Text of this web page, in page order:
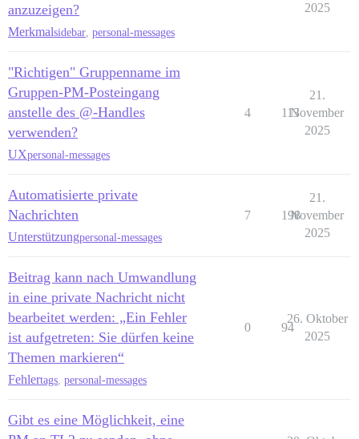
anzuzeigen?
Merkmalsidebar personal-messages
2025
"Richtigen" Gruppenname im
Gruppen-PM-Posteingang
anstelle des @-Handles
verwenden?
UXpersonal-messages
4 113
21.
November
2025
Automatisierte private
Nachrichten
Unterstützungpersonal-messages
7 198
21.
November
2025
Beitrag kann nach Umwandlung
in eine private Nachricht nicht
bearbeitet werden: „Ein Fehler
ist aufgetreten: Sie dürfen keine
Themen markieren“
Fehlertags personal-messages
0 94
26. Oktober
2025
Gibt es eine Möglichkeit, eine